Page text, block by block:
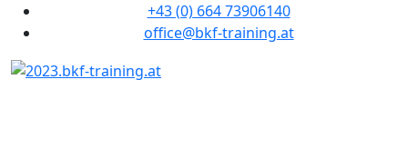
+43 (0) 664 73906140
office@bkf-training.at